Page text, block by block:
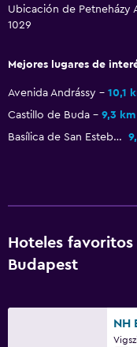
Comedor
General
Habitaciones
Vista al jardín
Piso de parquet o
Vista a la montaña
Vista a la piscina
Ubicación de Petneházy
1029
Mejores lugares de
Avenida Andrássy 10,1
Castillo de Buda
9,3 km
Basílica de San Esteban
Hoteles
Budapest
NH